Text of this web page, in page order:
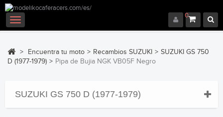
0
Navegación
Toggle
> Encuentra tu moto > Recambios SUZUKI > SUZUKI GS 750
D (1977-1979) > Pipa de Bujia NGK VB05F Negro
SUZUKI GS 750 D (1977-1979)